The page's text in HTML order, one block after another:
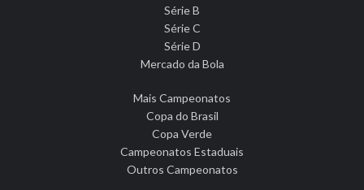
Série B
Série C
Série D
Mercado da Bola
Mais Campeonatos
Copa do Brasil
Copa Verde
Campeonatos Estaduais
Outros Campeonatos